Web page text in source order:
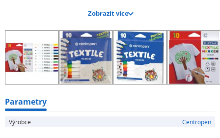
• ventilační chránítko
• válcový hrot
• skladování ve vodorovné poloze
• barva: modrá, zelená, černá, červená, hnědá, žlutá,
žlutozelená, fialová, růžová, oranžová
Zobrazit více
Parametry
Výrobce Centropen